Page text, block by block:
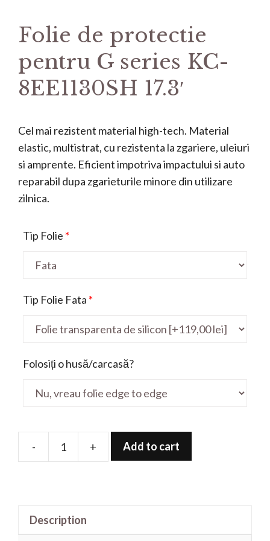
Folie de protectie
pentru G series KC-
8EE1130SH 17.3′
Cel mai rezistent material high-tech. Material
elastic, multistrat, cu rezistenta la zgariere, uleiuri
si amprente. Eficient impotriva impactului si auto
reparabil dupa zgarieturile minore din utilizare
zilnica.
Tip Folie *
Tip Folie Fata *
Folosiți o husă/carcasă?
-
Folie
+ Add to cart
Description